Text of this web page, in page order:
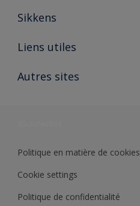
Sikkens
A propos de Sikkens
Liens utiles
Ouvrir un magasin PASS
Autres sites
Politique en matière de cookies
Cookie settings
Politique de confidentialité